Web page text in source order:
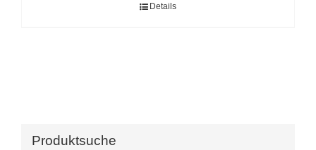
Details
Produktsuche